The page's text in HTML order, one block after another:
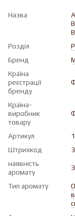
Назва
Розділ
Бренд
Країна
реєстрації
бренду
Країна-
виробник
товару
Артикул
Штрихкод
наявність
аромату
Тип аромату